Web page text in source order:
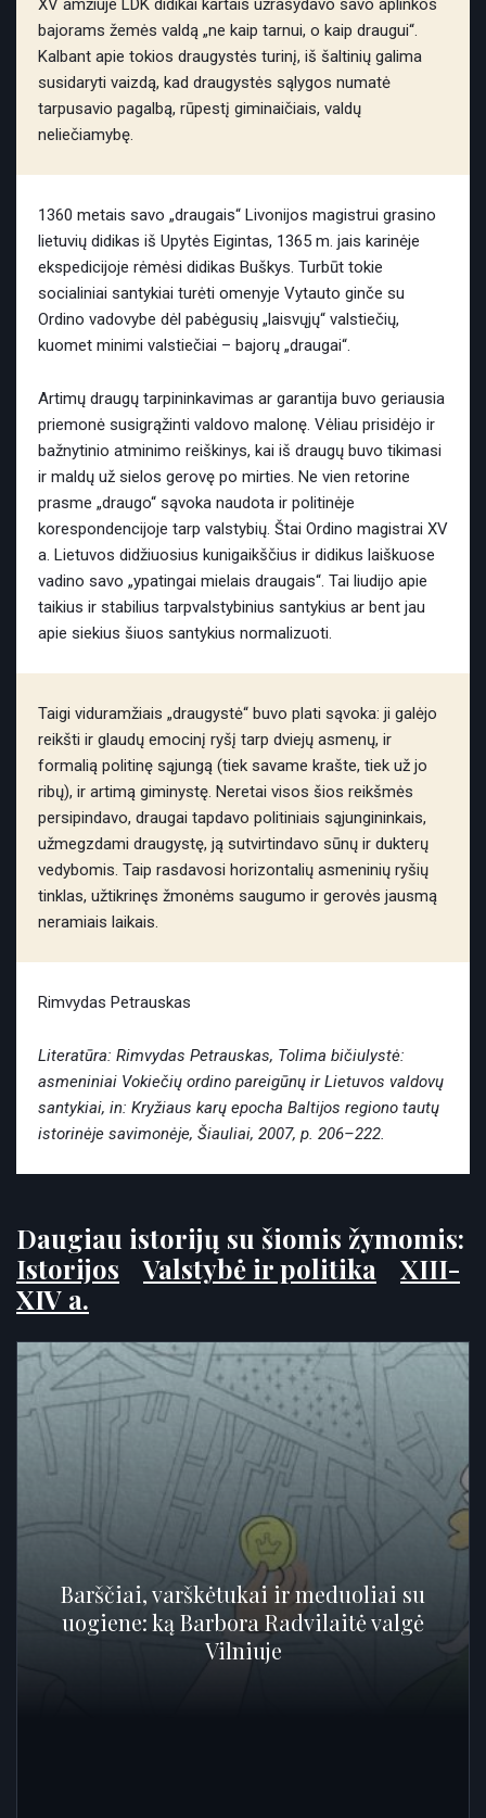
XV amžiuje LDK didikai kartais užrašydavo savo aplinkos
bajorams žemės valdą „ne kaip tarnui, o kaip draugui“.
Kalbant apie tokios draugystės turinį, iš šaltinių galima
susidaryti vaizdą, kad draugystės sąlygos numatė
tarpusavio pagalbą, rūpestį giminaičiais, valdų
neliečiamybę.
1360 metais savo „draugais“ Livonijos magistrui grasino
lietuvių didikas iš Upytės Eigintas, 1365 m. jais karinėje
ekspedicijoje rėmėsi didikas Buškys. Turbūt tokie
socialiniai santykiai turėti omenyje Vytauto ginče su
Ordino vadovybe dėl pabėgusių „laisvųjų“ valstiečių,
kuomet minimi valstiečiai – bajorų „draugai“.
Artimų draugų tarpininkavimas ar garantija buvo geriausia
priemonė susigrąžinti valdovo malonę. Vėliau prisidėjo ir
bažnytinio atminimo reiškinys, kai iš draugų buvo tikimasi
ir maldų už sielos gerovę po mirties. Ne vien retorine
prasme „draugo“ sąvoka naudota ir politinėje
korespondencijoje tarp valstybių. Štai Ordino magistrai XV
a. Lietuvos didžiuosius kunigaikščius ir didikus laiškuose
vadino savo „ypatingai mielais draugais“. Tai liudijo apie
taikius ir stabilius tarpvalstybinius santykius ar bent jau
apie siekius šiuos santykius normalizuoti.
Taigi viduramžiais „draugystė“ buvo plati sąvoka: ji galėjo
reikšti ir glaudų emocinį ryšį tarp dviejų asmenų, ir
formalią politinę sąjungą (tiek savame krašte, tiek už jo
ribų), ir artimą giminystę. Neretai visos šios reikšmės
persipindavo, draugai tapdavo politiniais sąjungininkais,
užmegzdami draugystę, ją sutvirtindavo sūnų ir dukterų
vedybomis. Taip rasdavosi horizontalių asmeninių ryšių
tinklas, užtikrinęs žmonėms saugumo ir gerovės jausmą
neramiais laikais.
Rimvydas Petrauskas
Literatūra: Rimvydas Petrauskas, Tolima bičiulystė:
asmeniniai Vokiečių ordino pareigūnų ir Lietuvos valdovų
santykiai, in: Kryžiaus karų epocha Baltijos regiono tautų
istorinėje savimonėje, Šiauliai, 2007, p. 206–222.
Daugiau istorijų su šiomis žymomis:
Istorijos
Valstybė ir politika
XIII-
XIV a.
Barščiai, varškėtukai ir meduoliai su
uogiene: ką Barbora Radvilaitė valgė
Vilniuje